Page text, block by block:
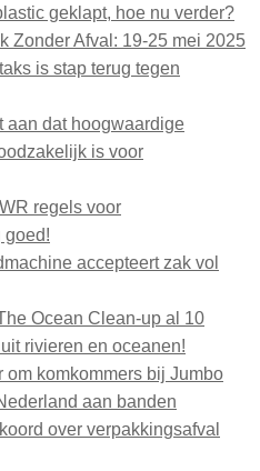
geklapt, hoe nu verder?
Zonder Afval: 19-25 mei 2025
is stap terug tegen
aan dat hoogwaardige
is voor
regels voor
goed!
accepteert zak vol
Ocean Clean-up al 10
rivieren en oceanen!
om komkommers bij Jumbo
aan banden
over verpakkingsafval